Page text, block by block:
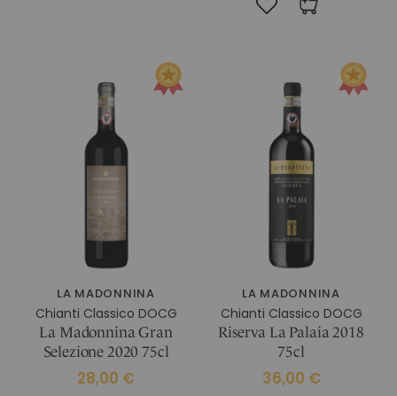
ALLE GESCHENKIDEEN
ALLE ERLEBNISSE
LA MADONNINA
Chianti Classico DOCG
La Madonnina Gran
Selezione 2020 75cl
28,00 €
LA MADONNINA
Chianti Classico DOCG
Riserva La Palaia 2018
75cl
36,00 €